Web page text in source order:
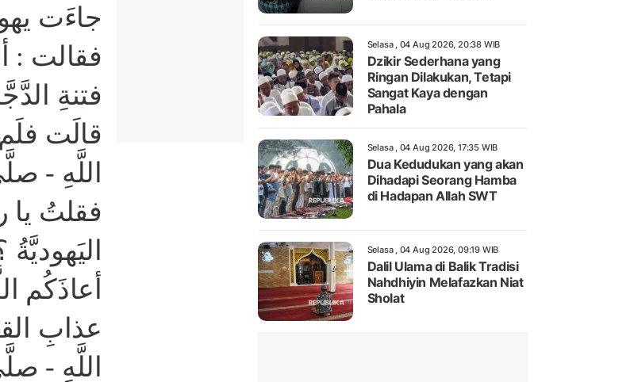
جاءَت
فقالت :
فتنةِ
قالَت
اللَّهِ -
فقلتُ يا
أعاذَكُم
عذابِ
اللَّهِ -
Selasa , 04 Aug 2026, 20:38 WIB
Dzikir Sederhana yang
Ringan Dilakukan, Tetapi
Sangat Kaya dengan
Pahala
Selasa , 04 Aug 2026, 17:35 WIB
Dua Kedudukan yang akan
Dihadapi Seorang Hamba
di Hadapan Allah SWT
Selasa , 04 Aug 2026, 09:19 WIB
Dalil Ulama di Balik Tradisi
Nahdhiyin Melafazkan Niat
Sholat